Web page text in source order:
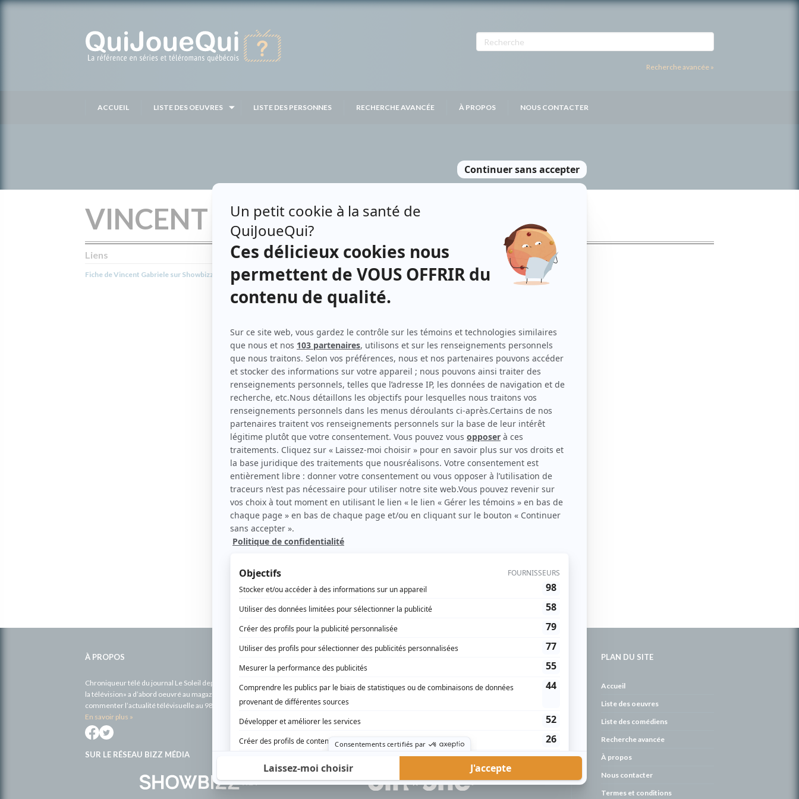
Recherche avancée »
ACCUEIL LISTE DES OEUVRES LISTE DES PERSONNES RECHERCHE AVANCÉE À PROPOS NOUS CONTACTER
VINCENT GABRIELE
Liens
Fiche de Vincent Gabriele sur Showbizz.net
Contributions
DivaProducteur exécutif
Les grands procès: L'affaire Cordélia Viau
Les grands procès: L'affaire Coffin
Les grands procès: L'affaire Sclater
Les grands procès: L'affaire Nogaret Producteur
Les grands procès: L'affaire Tuxedo KidProducteur
Les grands procès: L'affaire DionProducteur
Les grands procès: L'affaire MesrineProducteur
Les grands procès: L'affaire de la petite Aurore
Producteur
Les grands procès: L'affaire BeaudryProducteur
Les grands procès: L'affaire de la veuve Chapdelaine
Producteur
TriplexProducteur
Les grands procès: Ginette Couture-Marchand
Producteur
Les grands procès: Fred RoseProducteur
Les grands procès: L'abbé Delorme
À PROPOS
Chroniqueur télé du journal Le Soleil depuis 2001, Richard Therrien carbure à son petit écran. Celui qu’on surnomme parfois «l’encyclopédie de
la télévision» a d’abord oeuvré au magazine TV Hebdo de 1996 à 2001. Sa spécialité: la télé québécoise. On peut l’entendre régulièrement
commenter l’actualité télévisuelle au 98,5.
En savoir plus »
SUR LE RÉSEAU BIZZ MÉDIA
PLAN DU SITE
Accueil
Liste des oeuvres
Liste des comédiens
Recherche avancée
À propos
Nous contacter
Termes et conditions